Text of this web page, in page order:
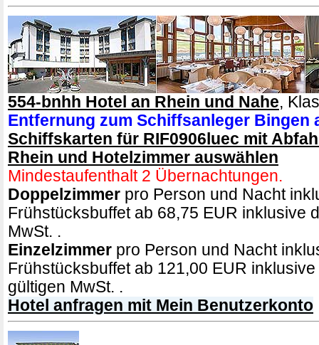
554-bnhh Hotel an Rhein und Nahe,
Entfernung zum Schiffsanleger Bingen
Schiffskarten für RIF0906luec mit
Rhein und Hotelzimmer auswählen
Mindestaufenthalt 2 Übernachtungen.
Doppelzimmer pro Person und Nacht
Frühstücksbuffet ab 68,75 EUR inklusive
MwSt. .
Einzelzimmer pro Person und Nacht
Frühstücksbuffet ab 121,00 EUR
gültigen MwSt. .
Hotel anfragen mit Mein Benutzerkonto